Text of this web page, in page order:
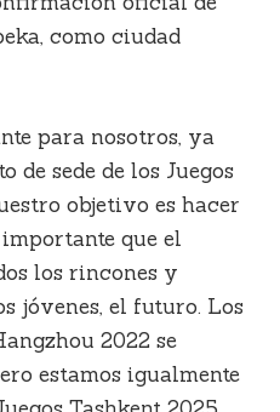
como ciudad
para nosotros, ya
de sede de los Juegos
objetivo es hacer
que el
los rincones y
jóvenes, el futuro. Los
2022 se
estamos igualmente